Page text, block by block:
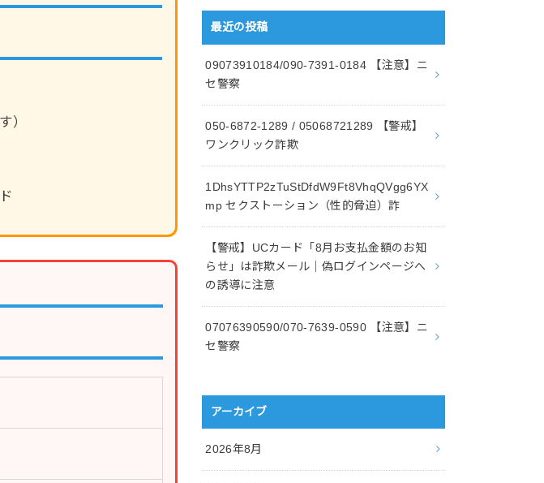
）
最近の投稿
09073910184/090-7391-0184 【注意】ニ
セ警察
050-6872-1289 / 05068721289 【警戒】
ワンクリック詐欺
1DhsYTTP2zTuStDfdW9Ft8VhqQVgg6YX
mp セクストーション（性的脅迫）詐
【警戒】UCカード「8月お支払金額のお知
らせ」は詐欺メール｜偽ログインページへ
の誘導に注意
07076390590/070-7639-0590 【注意】ニ
セ警察
アーカイブ
2026年8月